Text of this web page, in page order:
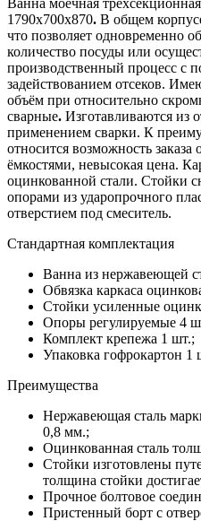
1790х700х870. В общем
что позволяет одновременно
количество посуды или
производственный процесс с
задействованием отсеков.
объём при относительно
сварные. Изготавливаются из
применением сварки. К
относится возможность
ёмкостями, невысокая цена.
оцинкованной стали. Стойки
опорами из ударопрочного
отверстием под смеситель.
Стандартная комплектация
Ванна из нержавеющей
Обвязка каркаса
Стойки усиленные
Опоры регулируемые 4
Комплект крепежа 1 шт.;
Упаковка гофрокартон 1
Преимущества
Нержавеющая сталь
0,8 мм.;
Оцинкованная сталь
Стойки изготовлены
толщина стойки
Прочное болтовое
Пристенный борт с